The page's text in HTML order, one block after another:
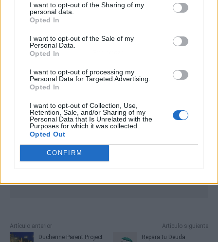
I want to opt-out of the Sharing of my
personal data.
Opted In
I want to opt-out of the Sale of my
Personal Data.
Opted In
I want to opt-out of processing my
Personal Data for Targeted Advertising.
Opted In
I want to opt-out of Collection, Use,
Retention, Sale, and/or Sharing of my
Personal Data that Is Unrelated with the
Purposes for which it was collected.
Opted Out
CONFIRM
Artículo anterior
Duchenne Parent Project
Artículo siguiente
Repara tu Deuda